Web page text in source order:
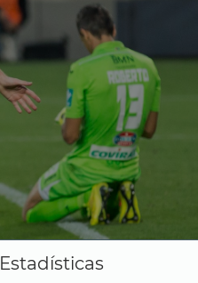
Estadísticas